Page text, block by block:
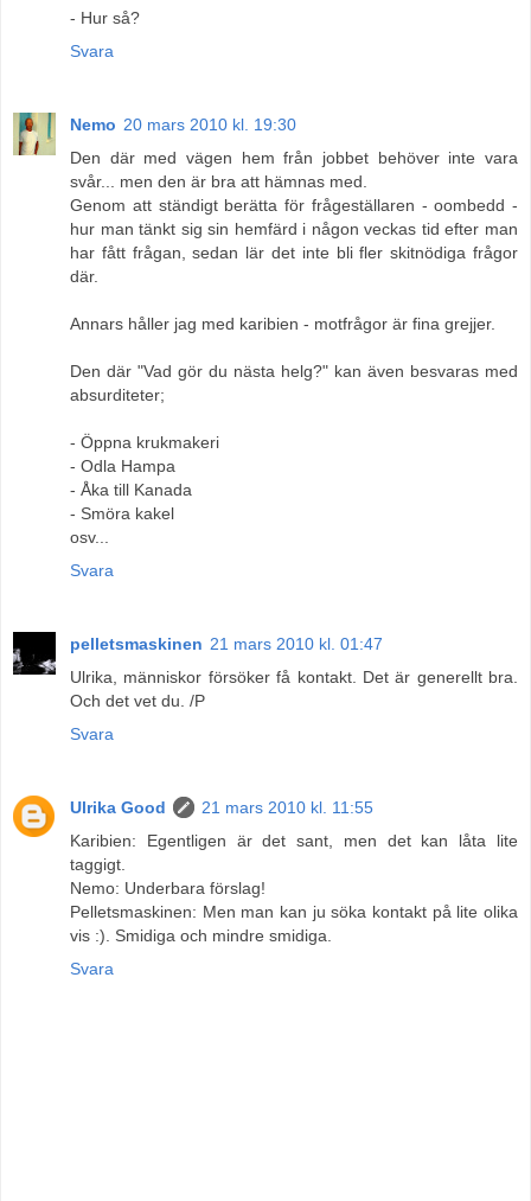
- Hur så?
Svara
Nemo 20 mars 2010 kl. 19:30
Den där med vägen hem från jobbet behöver inte vara
svår... men den är bra att hämnas med.
Genom att ständigt berätta för frågeställaren - oombedd -
hur man tänkt sig sin hemfärd i någon veckas tid efter man
har fått frågan, sedan lär det inte bli fler skitnödiga frågor
där.
Annars håller jag med karibien - motfrågor är fina grejjer.
Den där "Vad gör du nästa helg?" kan även besvaras med
absurditeter;
- Öppna krukmakeri
- Odla Hampa
- Åka till Kanada
- Smöra kakel
osv...
Svara
pelletsmaskinen 21 mars 2010 kl. 01:47
Ulrika, människor försöker få kontakt. Det är generellt bra.
Och det vet du. /P
Svara
Ulrika Good
21 mars 2010 kl. 11:55
Karibien: Egentligen är det sant, men det kan låta lite
taggigt.
Nemo: Underbara förslag!
Pelletsmaskinen: Men man kan ju söka kontakt på lite olika
vis :). Smidiga och mindre smidiga.
Svara